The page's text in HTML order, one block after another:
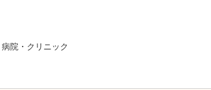
病院・クリニック